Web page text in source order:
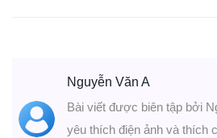
Nguyễn Văn A
Bài viết được biên tập bởi
yêu thích điện ảnh và thích